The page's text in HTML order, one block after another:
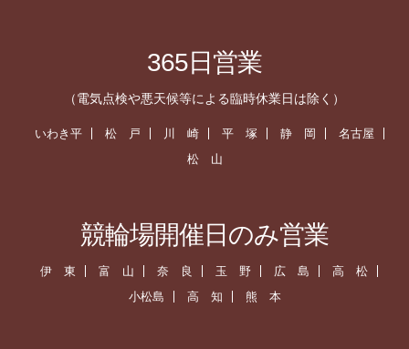
365日営業
（電気点検や悪天候等による臨時休業日は除く）
いわき平 松 戸 川 崎 平 塚 静 岡
名古屋
松 山
競輪場開催日のみ営業
伊 東 富 山 奈 良 玉 野 広 島
高 松
小松島
高 知 熊 本